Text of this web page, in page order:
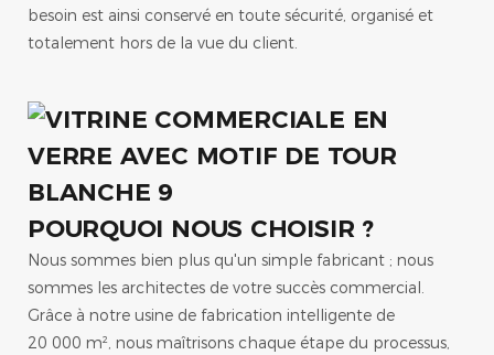
besoin est ainsi conservé en toute sécurité, organisé et
totalement hors de la vue du client.
POURQUOI NOUS CHOISIR ?
Nous sommes bien plus qu'un simple fabricant ; nous
sommes les architectes de votre succès commercial.
Grâce à notre usine de fabrication intelligente de
20 000 m², nous maîtrisons chaque étape du processus,